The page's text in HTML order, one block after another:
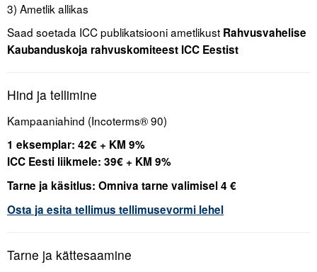
3) Ametlik allikas
Saad soetada ICC publikatsiooni ametlikust Rahvusvahelise
Kaubanduskoja rahvuskomiteest ICC Eestist
Hind ja tellimine
Kampaaniahind (Incoterms® 90)
1 eksemplar: 42€ + KM 9%
ICC Eesti liikmele: 39€ + KM 9%
Tarne ja käsitlus: Omniva tarne valimisel 4 €
Osta ja esita tellimus tellimusevormi lehel
Tarne ja kättesaamine